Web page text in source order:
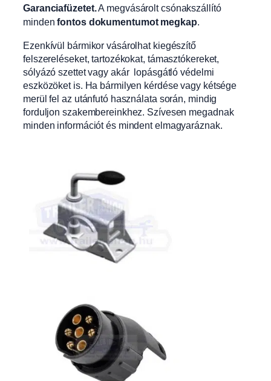
Garanciafüzetet.A megvásárolt csónakszállító
mindenfontos dokumentumot megkap.
Ezenkívül bármikor vásárolhat kiegészítő
felszereléseket, tartozékokat, támasztókereket,
sólyázó szettet vagy akár lopásgátló védelmi
eszközöket is. Ha bármilyen kérdése vagy kétsége
merül fel az utánfutó használata során, mindig
forduljon szakembereinkhez. Szívesen megadnak
minden információt és mindent elmagyaráznak.